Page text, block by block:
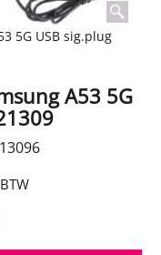
5G USB sig.plug
A53 5G